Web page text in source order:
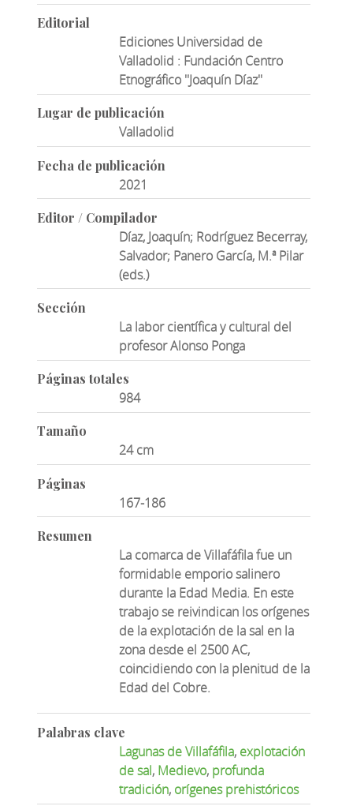
Editorial
Ediciones Universidad de
Valladolid : Fundación Centro
Etnográfico ''Joaquín Díaz''
Lugar de publicación
Valladolid
Fecha de publicación
2021
Editor / Compilador
Díaz, Joaquín; Rodríguez Becerray,
Salvador; Panero García, M.ª Pilar
(eds.)
Sección
La labor científica y cultural del
profesor Alonso Ponga
Páginas totales
984
Tamaño
24 cm
Páginas
167-186
Resumen
La comarca de Villafáfila fue un
formidable emporio salinero
durante la Edad Media. En este
trabajo se reivindican los orígenes
de la explotación de la sal en la
zona desde el 2500 AC,
coincidiendo con la plenitud de la
Edad del Cobre.
Palabras clave
Lagunas de Villafáfila, explotación
de sal, Medievo, profunda
tradición, orígenes prehistóricos